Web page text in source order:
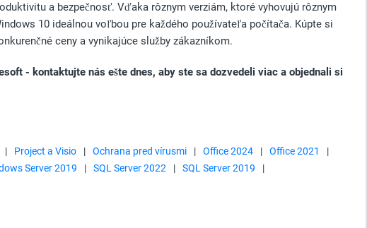
a bezpečnosť. Vďaka rôznym verziám, ktoré vyhovujú rôznym
10 ideálnou voľbou pre každého používateľa počítača. Kúpte si
ceny a vynikajúce služby zákazníkom.
- kontaktujte nás ešte dnes, aby ste sa dozvedeli viac a objednali si
| Project a Visio | Ochrana pred vírusmi | Office 2024 | Office 2021
|
Server 2019 | SQL Server 2022 | SQL Server 2019
|